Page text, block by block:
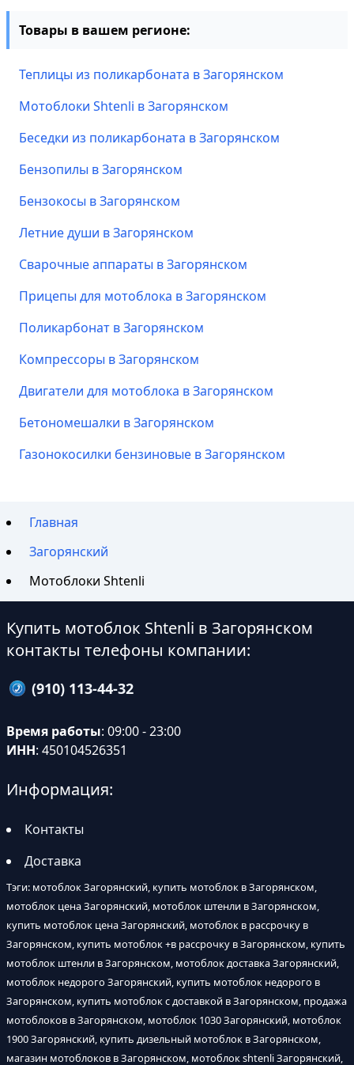
Товары в вашем регионе:
Теплицы из поликарбоната в Загорянском
Мотоблоки Shtenli в Загорянском
Беседки из поликарбоната в Загорянском
Бензопилы в Загорянском
Бензокосы в Загорянском
Летние души в Загорянском
Сварочные аппараты в Загорянском
Прицепы для мотоблока в Загорянском
Поликарбонат в Загорянском
Компрессоры в Загорянском
Двигатели для мотоблока в Загорянском
Бетономешалки в Загорянском
Газонокосилки бензиновые в Загорянском
Главная
Загорянский
Мотоблоки Shtenli
Купить мотоблок Shtenli в Загорянском
контакты телефоны компании:
(910) 113-44-32
Время работы: 09:00 - 23:00
ИНН: 450104526351
Информация:
Контакты
Доставка
Тэги: мотоблок Загорянский, купить мотоблок в Загорянском,
мотоблок цена Загорянский, мотоблок штенли в Загорянском,
купить мотоблок цена Загорянский, мотоблок в рассрочку в
Загорянском, купить мотоблок +в рассрочку в Загорянском, купить
мотоблок штенли в Загорянском, мотоблок доставка Загорянский,
мотоблок недорого Загорянский, купить мотоблок недорого в
Загорянском, купить мотоблок с доставкой в Загорянском, продажа
мотоблоков в Загорянском, мотоблок 1030 Загорянский, мотоблок
1900 Загорянский, купить дизельный мотоблок в Загорянском,
магазин мотоблоков в Загорянском, мотоблок shtenli Загорянский,